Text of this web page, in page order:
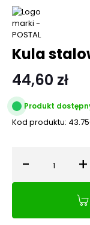
Kula
44,60 zł
Produkt
Kod produktu:
- Ilość +